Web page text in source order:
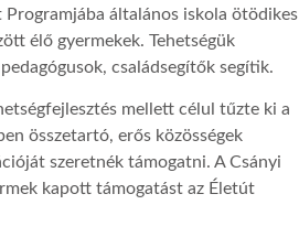
általános iskola ötödikes
élő gyermekek. Tehetségük
családsegítők segítik.
mellett célul tűzte ki a
összetartó, erős közösségek
szeretnék támogatni. A Csányi
kapott támogatást az Életút